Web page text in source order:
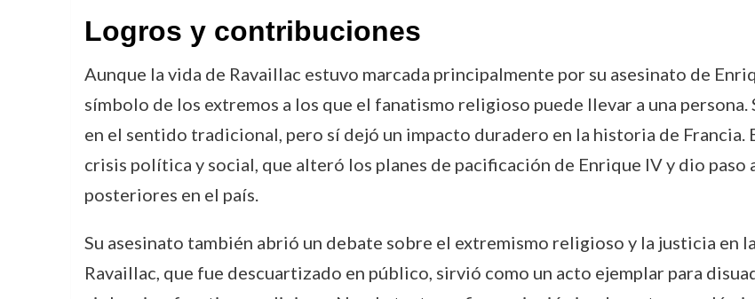
Logros y contribuciones
Aunque la vida de Ravaillac estuvo marcada principalmente por su asesinato de
símbolo de los extremos a los que el fanatismo religioso puede llevar a una
en el sentido tradicional, pero sí dejó un impacto duradero en la historia de Francia.
crisis política y social, que alteró los planes de pacificación de Enrique IV y dio
posteriores en el país.
Su asesinato también abrió un debate sobre el extremismo religioso y la justicia en
Ravaillac, que fue descuartizado en público, sirvió como un acto ejemplar para